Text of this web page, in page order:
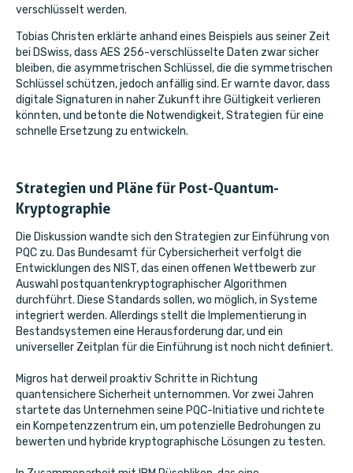
verschlüsselt werden.
Tobias Christen erklärte anhand eines Beispiels aus seiner Zeit
bei DSwiss, dass AES 256-verschlüsselte Daten zwar sicher
bleiben, die asymmetrischen Schlüssel, die die symmetrischen
Schlüssel schützen, jedoch anfällig sind. Er warnte davor, dass
digitale Signaturen in naher Zukunft ihre Gültigkeit verlieren
könnten, und betonte die Notwendigkeit, Strategien für eine
schnelle Ersetzung zu entwickeln.
Strategien und Pläne für Post-Quantum-
Kryptographie
Die Diskussion wandte sich den Strategien zur Einführung von
PQC zu. Das Bundesamt für Cybersicherheit verfolgt die
Entwicklungen des NIST, das einen offenen Wettbewerb zur
Auswahl postquantenkryptographischer Algorithmen
durchführt. Diese Standards sollen, wo möglich, in Systeme
integriert werden. Allerdings stellt die Implementierung in
Bestandsystemen eine Herausforderung dar, und ein
universeller Zeitplan für die Einführung ist noch nicht definiert.
Migros hat derweil proaktiv Schritte in Richtung
quantensichere Sicherheit unternommen. Vor zwei Jahren
startete das Unternehmen seine PQC-Initiative und richtete
ein Kompetenzzentrum ein, um potenzielle Bedrohungen zu
bewerten und hybride kryptographische Lösungen zu testen.